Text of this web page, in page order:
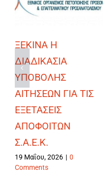
ΞΕΚΙΝΑ Η
ΔΙΑΔΙΚΑΣΙΑ
ΥΠΟΒΟΛΗΣ
ΑΙΤΗΣΕΩΝ ΓΙΑ ΤΙΣ
ΕΞΕΤΑΣΕΙΣ
ΑΠΟΦΟΙΤΩΝ
Σ.Α.Ε.Κ.
19 Μαΐου, 2026 | 0
Comments